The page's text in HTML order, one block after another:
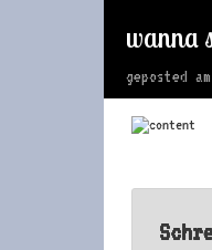
wanna
geposted